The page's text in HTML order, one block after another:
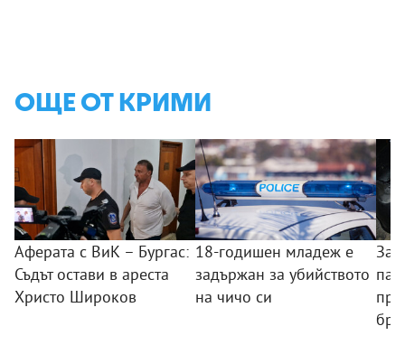
ОЩЕ ОТ КРИМИ
Аферата с ВиК – Бургас:
Съдът остави в ареста
Христо Широков
18-годишен младеж е
задържан за убийството
на чичо си